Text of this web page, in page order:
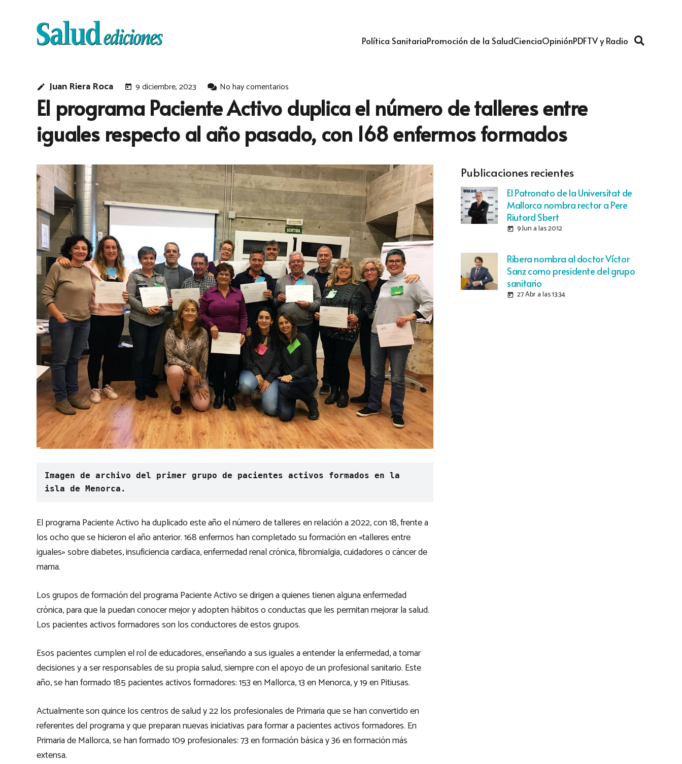
Política SanitariaPromoción de la SaludCienciaOpiniónPDFTV y Radio
edit Juan Riera Roca today 9 diciembre, 2023 No hay comentarios
El programa Paciente Activo duplica el número de talleres entre
iguales respecto al año pasado, con 168 enfermos formados
Imagen de archivo del primer grupo de pacientes activos formados en la
isla de Menorca.
El programa Paciente Activo ha duplicado este año el número de talleres en relación a 2022, con 18, frente a
los ocho que se hicieron el año anterior. 168 enfermos han completado su formación en «talleres entre
iguales» sobre diabetes, insuficiencia cardíaca, enfermedad renal crónica, fibromialgia, cuidadores o cáncer de
mama.
Los grupos de formación del programa Paciente Activo se dirigen a quienes tienen alguna enfermedad
crónica, para que la puedan conocer mejor y adopten hábitos o conductas que les permitan mejorar la salud.
Los pacientes activos formadores son los conductores de estos grupos.
Esos pacientes cumplen el rol de educadores, enseñando a sus iguales a entender la enfermedad, a tomar
decisiones y a ser responsables de su propia salud, siempre con el apoyo de un profesional sanitario. Este
año, se han formado 185 pacientes activos formadores: 153 en Mallorca, 13 en Menorca, y 19 en Pitiusas.
Actualmente son quince los centros de salud y 22 los profesionales de Primaria que se han convertido en
referentes del programa y que preparan nuevas iniciativas para formar a pacientes activos formadores. En
Primaria de Mallorca, se han formado 109 profesionales: 73 en formación básica y 36 en formación más
extensa.
Publicaciones recientes
El Patronato de la Universitat de
Mallorca nombra rector a Pere
Riutord Sbert
today 9 Jun a las 20:12
Ribera nombra al doctor Víctor
Sanz como presidente del grupo
sanitario
today 27 Abr a las 13:34